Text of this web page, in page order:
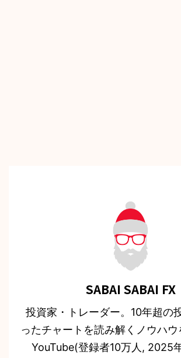
SABAI SABAI FX
投資家・トレーダー。10年超の
ったチャートを読み解くノウハ
YouTube(登録者10万人, 2025